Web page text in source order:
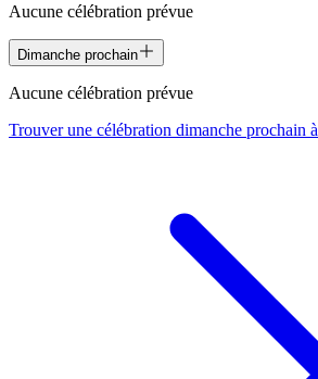
Aucune célébration prévue
Dimanche prochain
Aucune célébration prévue
Trouver une célébration dimanche prochain à